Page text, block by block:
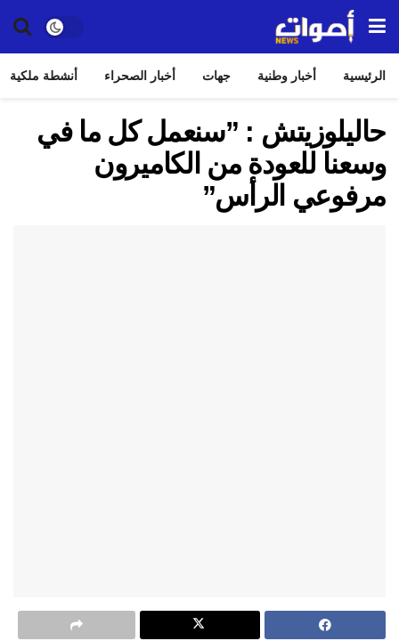
الرئيسية أخبار وطنية جهات أخبار الصحراء أنشطة ملكية
حاليلوزيتش : ”سنعمل كل ما في
وسعنا للعودة من الكاميرون
مرفوعي الرأس”